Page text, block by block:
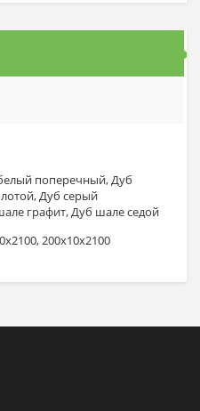
поперечный, Дуб
Дуб серый
графит, Дуб шале седой
200x10x2100